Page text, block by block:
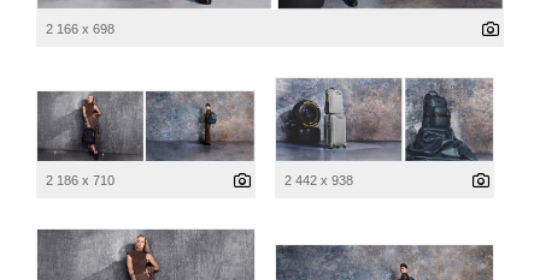
2 166 x 698
2 186 x 710 2 442 x 938